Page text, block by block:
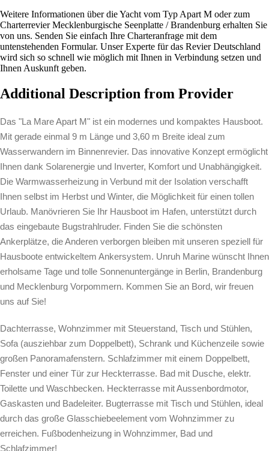
Weitere Informationen über die Yacht vom Typ Apart M oder zum
Charterrevier Mecklenburgische Seenplatte / Brandenburg erhalten Sie
von uns. Senden Sie einfach Ihre Charteranfrage mit dem
untenstehenden Formular. Unser Experte für das Revier Deutschland
wird sich so schnell wie möglich mit Ihnen in Verbindung setzen und
Ihnen Auskunft geben.
Additional Description from Provider
Das "La Mare Apart M" ist ein modernes und kompaktes Hausboot.
Mit gerade einmal 9 m Länge und 3,60 m Breite ideal zum
Wasserwandern im Binnenrevier. Das innovative Konzept ermöglicht
Ihnen dank Solarenergie und Inverter, Komfort und Unabhängigkeit.
Die Warmwasserheizung in Verbund mit der Isolation verschafft
Ihnen selbst im Herbst und Winter, die Möglichkeit für einen tollen
Urlaub. Manövrieren Sie Ihr Hausboot im Hafen, unterstützt durch
das eingebaute Bugstrahlruder. Finden Sie die schönsten
Ankerplätze, die Anderen verborgen bleiben mit unseren speziell für
Hausboote entwickeltem Ankersystem. Unruh Marine wünscht Ihnen
erholsame Tage und tolle Sonnenuntergänge in Berlin, Brandenburg
und Mecklenburg Vorpommern. Kommen Sie an Bord, wir freuen
uns auf Sie!
Dachterrasse, Wohnzimmer mit Steuerstand, Tisch und Stühlen,
Sofa (ausziehbar zum Doppelbett), Schrank und Küchenzeile sowie
großen Panoramafenstern. Schlafzimmer mit einem Doppelbett,
Fenster und einer Tür zur Heckterrasse. Bad mit Dusche, elektr.
Toilette und Waschbecken. Heckterrasse mit Aussenbordmotor,
Gaskasten und Badeleiter. Bugterrasse mit Tisch und Stühlen, ideal
durch das große Glasschiebeelement vom Wohnzimmer zu
erreichen. Fußbodenheizung in Wohnzimmer, Bad und
Schlafzimmer!